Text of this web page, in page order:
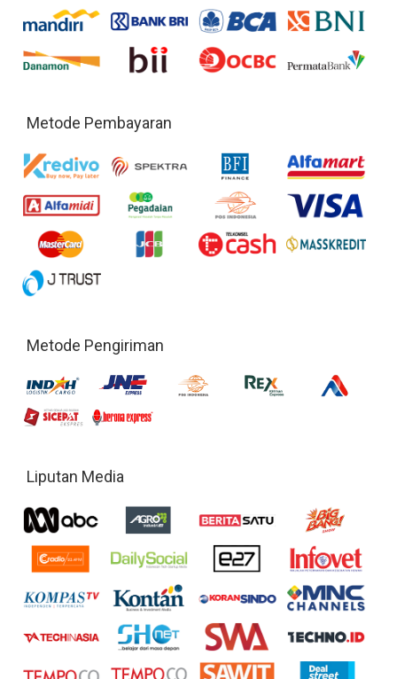
Metode Pembayaran
Metode Pengiriman
Liputan Media